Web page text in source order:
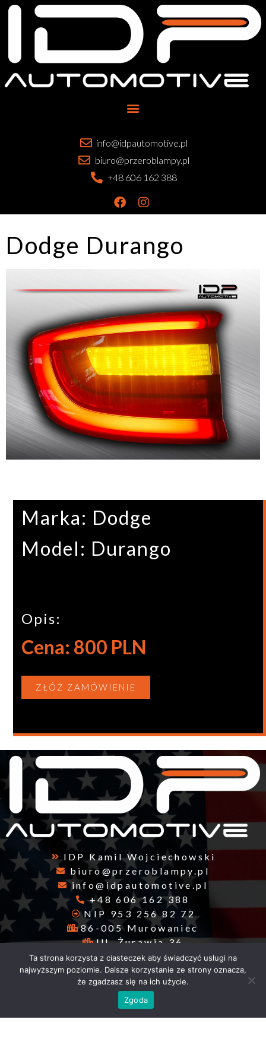
info@idpautomotive.pl
biuro@przeroblampy.pl
+48 606 162 388
Dodge Durango
Marka: Dodge
Model: Durango
Opis:
Cena: 800 PLN
ZŁÓŻ ZAMÓWIENIE
IDP Kamil Wojciechowski
biuro@przeroblampy.pl
info@idpautomotive.pl
+48 606 162 388
NIP 953 256 82 72
86-005 Murowaniec
Ul. Żurawia 36
Godziny otwarcia
Pn. - Sb. 10-16
Ta strona korzysta z ciasteczek aby świadczyć usługi na
najwyższym poziomie. Dalsze korzystanie ze strony oznacza,
że zgadzasz się na ich użycie.
Zgoda